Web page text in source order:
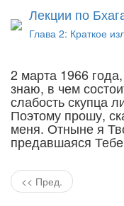
Лекции по
Глава 2: Краткое
2 марта 1966
знаю, в чем
слабость скупца
Поэтому прошу,
меня. Отныне я
предавшаяся
<< Пред.